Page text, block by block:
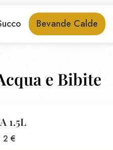
Bevande Calde
e Bibite
1.5L
2 €